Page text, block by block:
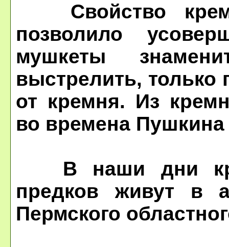
Свойство
позволило
мушкеты
выстрелить, только
от кремня. Из
во времена
В наши дни
предков живут в
Пермского